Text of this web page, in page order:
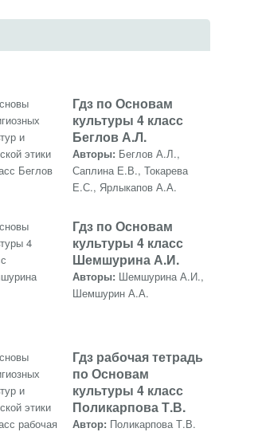
Гдз по Основам
культуры 4 класс
Беглов А.Л.
Авторы: Беглов А.Л.,
Саплина Е.В., Токарева
Е.С., Ярлыкапов А.А.
Гдз по Основам
культуры 4 класс
Шемшурина А.И.
Авторы: Шемшурина А.И.,
Шемшурин А.А.
Гдз рабочая тетрадь
по Основам
культуры 4 класс
Поликарпова Т.В.
Автор: Поликарпова Т.В.